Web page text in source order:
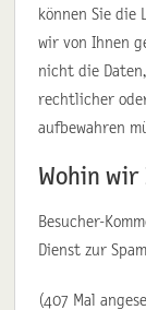
können Sie die
wir von Ihnen
nicht die
rechtlicher
aufbewahren
Wohin
Besucher-
Dienst zur
(407 Mal